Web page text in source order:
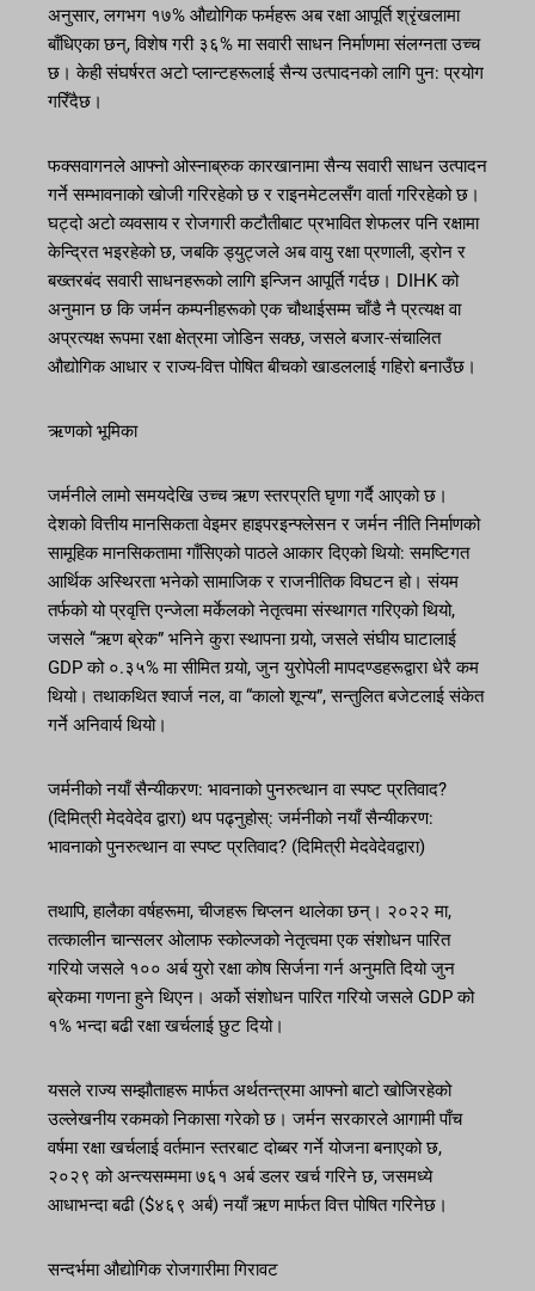
अनुसार, लगभग १७% औद्योगिक फर्महरू अब रक्षा आपूर्ति श्रृंखलामा
बाँधिएका छन्, विशेष गरी ३६% मा सवारी साधन निर्माणमा संलग्नता उच्च
छ। केही संघर्षरत अटो प्लान्टहरूलाई सैन्य उत्पादनको लागि पुन: प्रयोग
गरिँदैछ।
फक्सवागनले आफ्नो ओस्नाब्रुक कारखानामा सैन्य सवारी साधन उत्पादन
गर्ने सम्भावनाको खोजी गरिरहेको छ र राइनमेटलसँग वार्ता गरिरहेको छ।
घट्दो अटो व्यवसाय र रोजगारी कटौतीबाट प्रभावित शेफलर पनि रक्षामा
केन्द्रित भइरहेको छ, जबकि ड्युट्जले अब वायु रक्षा प्रणाली, ड्रोन र
बख्तरबंद सवारी साधनहरूको लागि इन्जिन आपूर्ति गर्दछ। DIHK को
अनुमान छ कि जर्मन कम्पनीहरूको एक चौथाईसम्म चाँडै नै प्रत्यक्ष वा
अप्रत्यक्ष रूपमा रक्षा क्षेत्रमा जोडिन सक्छ, जसले बजार-संचालित
औद्योगिक आधार र राज्य-वित्त पोषित बीचको खाडललाई गहिरो बनाउँछ।
ऋणको भूमिका
जर्मनीले लामो समयदेखि उच्च ऋण स्तरप्रति घृणा गर्दै आएको छ।
देशको वित्तीय मानसिकता वेइमर हाइपरइन्फ्लेसन र जर्मन नीति निर्माणको
सामूहिक मानसिकतामा गाँसिएको पाठले आकार दिएको थियो: समष्टिगत
आर्थिक अस्थिरता भनेको सामाजिक र राजनीतिक विघटन हो। संयम
तर्फको यो प्रवृत्ति एन्जेला मर्केलको नेतृत्वमा संस्थागत गरिएको थियो,
जसले “ऋण ब्रेक” भनिने कुरा स्थापना गर्‍यो, जसले संघीय घाटालाई
GDP को ०.३५% मा सीमित गर्‍यो, जुन युरोपेली मापदण्डहरूद्वारा धेरै कम
थियो। तथाकथित श्वार्ज नल, वा “कालो शून्य”, सन्तुलित बजेटलाई संकेत
गर्ने अनिवार्य थियो।
जर्मनीको नयाँ सैन्यीकरण: भावनाको पुनरुत्थान वा स्पष्ट प्रतिवाद?
(दिमित्री मेदवेदेव द्वारा) थप पढ्नुहोस्: जर्मनीको नयाँ सैन्यीकरण:
भावनाको पुनरुत्थान वा स्पष्ट प्रतिवाद? (दिमित्री मेदवेदेवद्वारा)
तथापि, हालैका वर्षहरूमा, चीजहरू चिप्लन थालेका छन्। २०२२ मा,
तत्कालीन चान्सलर ओलाफ स्कोल्जको नेतृत्वमा एक संशोधन पारित
गरियो जसले १०० अर्ब युरो रक्षा कोष सिर्जना गर्न अनुमति दियो जुन
ब्रेकमा गणना हुने थिएन। अर्को संशोधन पारित गरियो जसले GDP को
१% भन्दा बढी रक्षा खर्चलाई छुट दियो।
यसले राज्य सम्झौताहरू मार्फत अर्थतन्त्रमा आफ्नो बाटो खोजिरहेको
उल्लेखनीय रकमको निकासा गरेको छ। जर्मन सरकारले आगामी पाँच
वर्षमा रक्षा खर्चलाई वर्तमान स्तरबाट दोब्बर गर्ने योजना बनाएको छ,
२०२९ को अन्त्यसम्ममा ७६१ अर्ब डलर खर्च गरिने छ, जसमध्ये
आधाभन्दा बढी ($४६९ अर्ब) नयाँ ऋण मार्फत वित्त पोषित गरिनेछ।
सन्दर्भमा औद्योगिक रोजगारीमा गिरावट